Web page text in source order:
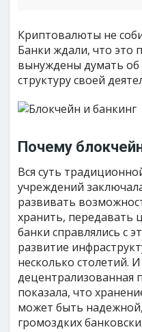
Криптовалюты не
Банки ждали, что это
вынуждены думать об
структуру своей
Почему
Вся суть
учреждений
развивать
хранить, передавать
банки справлялись с
развитие
несколько столетий.
децентрализованная
показала, что
может быть
громоздких